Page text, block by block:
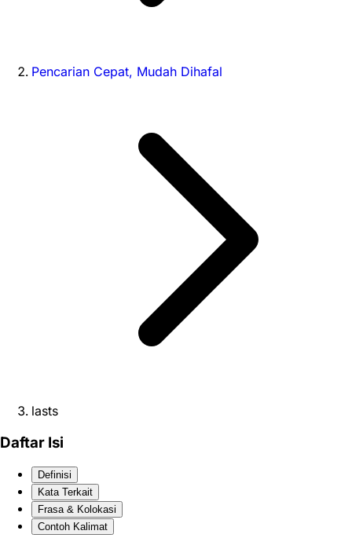
Pencarian Cepat, Mudah Dihafal
lasts
Daftar Isi
Definisi
Kata Terkait
Frasa & Kolokasi
Contoh Kalimat